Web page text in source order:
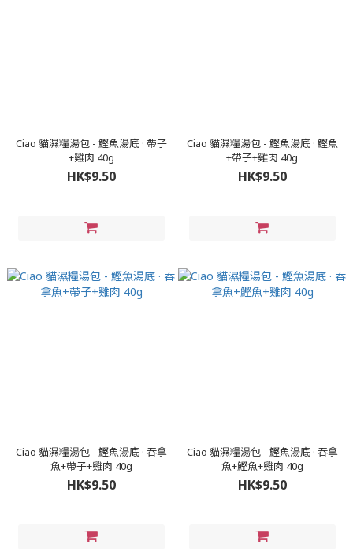
Ciao 貓濕糧湯包 - 鰹魚湯底 · 帶子
+雞肉 40g
HK$9.50
Ciao 貓濕糧湯包 - 鰹魚湯底 · 鰹魚
+帶子+雞肉 40g
HK$9.50
Ciao 貓濕糧湯包 - 鰹魚湯底 · 吞拿
魚+帶子+雞肉 40g
HK$9.50
Ciao 貓濕糧湯包 - 鰹魚湯底 · 吞拿
魚+鰹魚+雞肉 40g
HK$9.50